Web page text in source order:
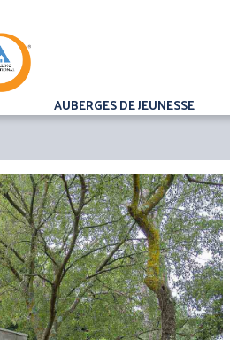
AUBERGES DE JEUNESSE